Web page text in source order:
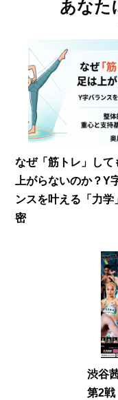
あなた
なぜ「筋トレ」して
上がらないのか？Y
ンスを叶える「力学
密
渋谷
第2戦